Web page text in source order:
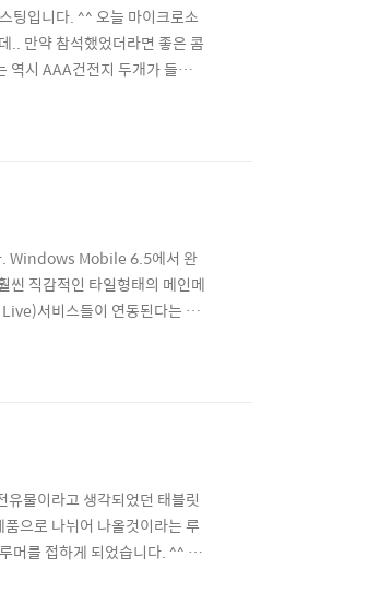
팅입니다. ^^ 오늘 마이크로소
.. 만약 참석했었더라면 좋은 콤
시 AAA건전지 두개가 들어갑
에는 Back단축키도 있어서
. Windows Mobile 6.5에서 완
직감적인 타일형태의 메인메
서비스들이 연동된다는 것
에는 출시되지 않은 Zune
물이라고 생각되었던 태블릿
으로 나뉘어 나올것이라는 루
머를 접하게 되었습니다. ^^ 바
에 올라온 글을 읽어보